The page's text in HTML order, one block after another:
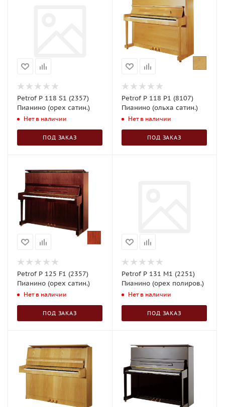
Petrof P 118 S1 (2357)
Пианино (орех сатин.)
Нет в наличии
ПОД ЗАКАЗ
Petrof P 118 P1 (8107)
Пианино (ольха сатин.)
Нет в наличии
ПОД ЗАКАЗ
Petrof P 125 F1 (2357)
Пианино (орех сатин.)
Нет в наличии
ПОД ЗАКАЗ
Petrof P 131 M1 (2251)
Пианино (орех полиров.)
Нет в наличии
ПОД ЗАКАЗ